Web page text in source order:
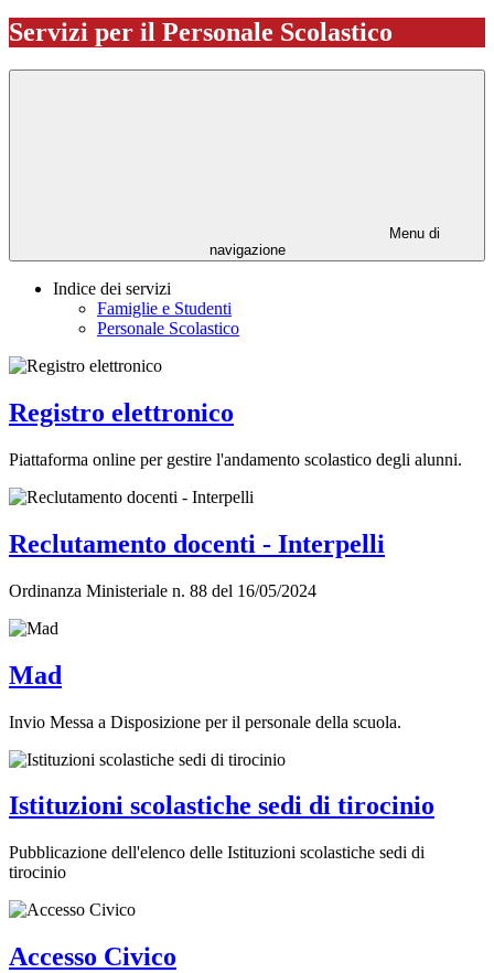
Servizi per il Personale Scolastico
Menu di
navigazione
Indice dei servizi
Famiglie e Studenti
Personale Scolastico
Registro elettronico
Piattaforma online per gestire l'andamento scolastico degli alunni.
Reclutamento docenti - Interpelli
Ordinanza Ministeriale n. 88 del 16/05/2024
Mad
Invio Messa a Disposizione per il personale della scuola.
Istituzioni scolastiche sedi di tirocinio
Pubblicazione dell'elenco delle Istituzioni scolastiche sedi di
tirocinio
Accesso Civico